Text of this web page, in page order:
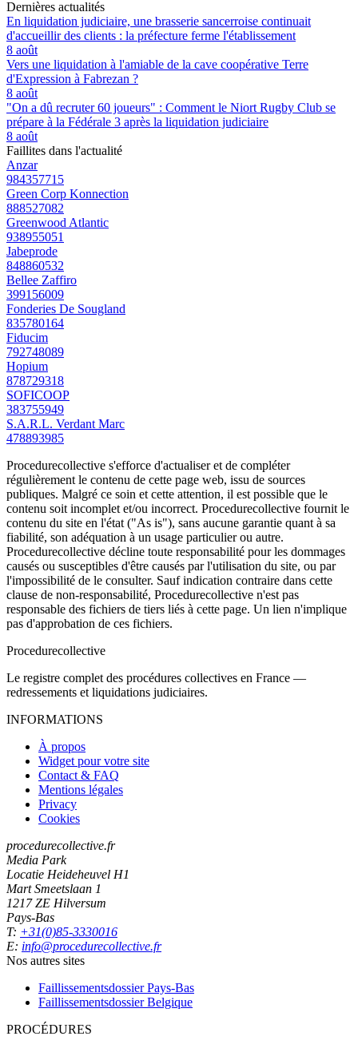
Dernières actualités
En liquidation judiciaire, une brasserie sancerroise continuait
d'accueillir des clients : la préfecture ferme l'établissement
8 août
Vers une liquidation à l'amiable de la cave coopérative Terre
d'Expression à Fabrezan ?
8 août
"On a dû recruter 60 joueurs" : Comment le Niort Rugby Club se
prépare à la Fédérale 3 après la liquidation judiciaire
8 août
Faillites dans l'actualité
Anzar
984357715
Green Corp Konnection
888527082
Greenwood Atlantic
938955051
Jabeprode
848860532
Bellee Zaffiro
399156009
Fonderies De Sougland
835780164
Fiducim
792748089
Hopium
878729318
SOFICOOP
383755949
S.A.R.L. Verdant Marc
478893985
Procedurecollective s'efforce d'actualiser et de compléter
régulièrement le contenu de cette page web, issu de sources
publiques. Malgré ce soin et cette attention, il est possible que le
contenu soit incomplet et/ou incorrect. Procedurecollective fournit le
contenu du site en l'état ("As is"), sans aucune garantie quant à sa
fiabilité, son adéquation à un usage particulier ou autre.
Procedurecollective décline toute responsabilité pour les dommages
causés ou susceptibles d'être causés par l'utilisation du site, ou par
l'impossibilité de le consulter. Sauf indication contraire dans cette
clause de non-responsabilité, Procedurecollective n'est pas
responsable des fichiers de tiers liés à cette page. Un lien n'implique
pas d'approbation de ces fichiers.
Procedurecollective
Le registre complet des procédures collectives en France —
redressements et liquidations judiciaires.
INFORMATIONS
À propos
Widget pour votre site
Contact & FAQ
Mentions légales
Privacy
Cookies
procedurecollective.fr
Media Park
Locatie Heideheuvel H1
Mart Smeetslaan 1
1217 ZE Hilversum
Pays-Bas
T: +31(0)85-3330016
E: info@procedurecollective.fr
Nos autres sites
Faillissementsdossier Pays-Bas
Faillissementsdossier Belgique
PROCÉDURES